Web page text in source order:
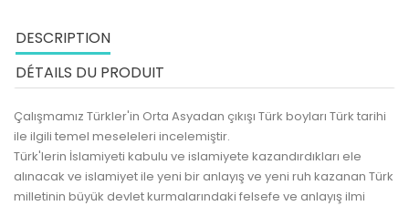
DESCRIPTION
DÉTAILS DU PRODUIT
Çalışmamız Türkler'in Orta Asyadan çıkışı Türk boyları Türk tarihi
ile ilgili temel meseleleri incelemiştir.
Türk'lerin İslamiyeti kabulu ve islamiyete kazandırdıkları ele
alınacak ve islamiyet ile yeni bir anlayış ve yeni ruh kazanan Türk
milletinin büyük devlet kurmalarındaki felsefe ve anlayış ilmi